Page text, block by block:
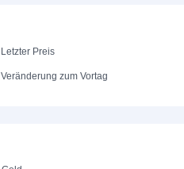
Letzter Preis
Veränderung zum Vortag